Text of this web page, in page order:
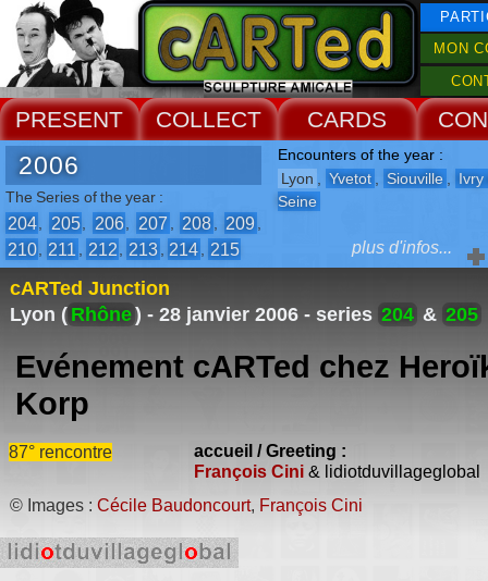
MON
PRESENT COLLECT CARDS
2006
The Series of the year :
204, 205, 206, 207 , 208, 209,
210, 211 , 212, 213, 214, 215
Encounters of the year :
Lyon
Yvetot Siouville
Ivry
Seine
The Events :
- 2° Biennale de la Connerie
7° Biennale de Fléchettes
exposition
28 janvier / 26 février 2006
collectifs Heroïk Korp,
lidiotduvillageglobal et cARTed
Heroïk Korp, atelier galerie, est
cARTed Junction
Lyon ( Rhône) - 28 janvier 2006 - series 204 & 205
Evénement cARTed chez
Korp
87° rencontre
accueil / Greeting :
François Cini& lidiotduvillageglobal
© Images : Cécile Baudoncourt, François Cini
plus d'infos...